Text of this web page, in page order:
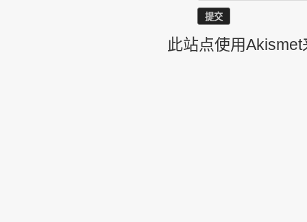
此站点使用